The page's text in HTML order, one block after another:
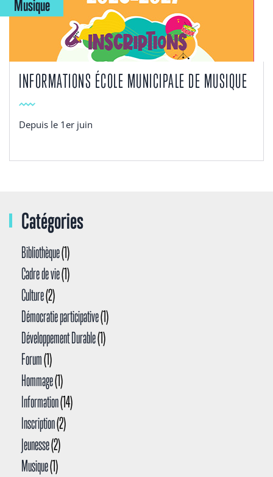
Musique
INFORMATIONS ÉCOLE MUNICIPALE DE MUSIQUE
Depuis le 1er juin
Catégories
Bibliothèque(1)
Cadre de vie(1)
Culture(2)
Démocratie participative(1)
Développement Durable(1)
Forum(1)
Hommage(1)
Information(14)
Inscription(2)
Jeunesse(2)
Musique(1)